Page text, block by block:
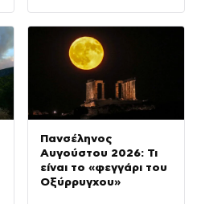
Πανσέληνος
Αυγούστου 2026: Τι
είναι το «φεγγάρι του
Οξύρρυγχου»